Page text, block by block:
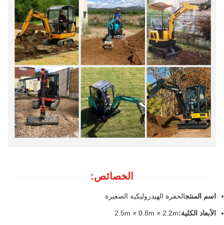
الخصائص:
اسم المنتجالحفرة الهيدروليكية الصغيرة
الأبعاد الكلية:2.5m × 0.8m × 2.2m